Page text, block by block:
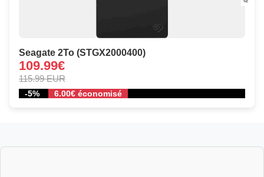
Seagate 2To (STGX2000400)
109.99€
115.99 EUR
-5% 6.00€ économisé